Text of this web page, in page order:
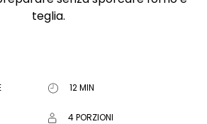
teglia.
12 MIN
4 PORZIONI